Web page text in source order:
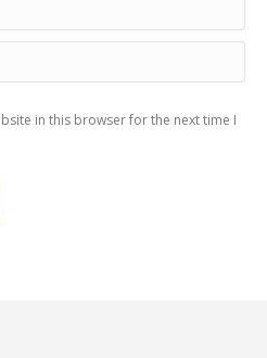
in this browser for the next time I